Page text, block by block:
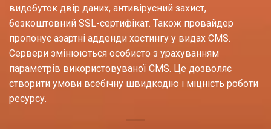
видобуток двір даних, антивірусний захист,
безкоштовний SSL-сертифікат. Також провайдер
пропонує азартні адденди хостингу у видах CMS.
Сервери змінюються особисто з урахуванням
параметрів використовуваної CMS. Це дозволяє
створити умови всебічну швидкодію і міцність роботи
ресурсу.